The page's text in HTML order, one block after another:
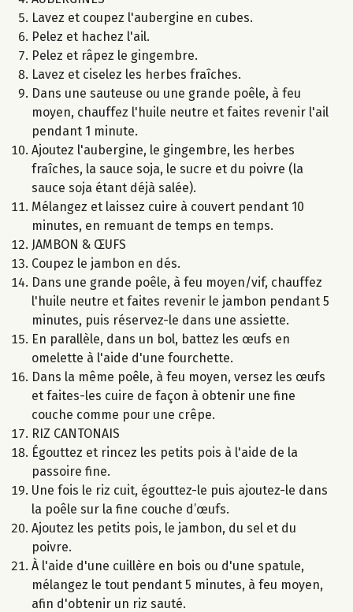
Lavez et coupez l'aubergine en cubes.
Pelez et hachez l'ail.
Pelez et râpez le gingembre.
Lavez et ciselez les herbes fraîches.
Dans une sauteuse ou une grande poêle, à feu
moyen, chauffez l'huile neutre et faites revenir l'ail
pendant 1 minute.
Ajoutez l'aubergine, le gingembre, les herbes
fraîches, la sauce soja, le sucre et du poivre (la
sauce soja étant déjà salée).
Mélangez et laissez cuire à couvert pendant 10
minutes, en remuant de temps en temps.
JAMBON & ŒUFS
Coupez le jambon en dés.
Dans une grande poêle, à feu moyen/vif, chauffez
l'huile neutre et faites revenir le jambon pendant 5
minutes, puis réservez-le dans une assiette.
En parallèle, dans un bol, battez les œufs en
omelette à l'aide d'une fourchette.
Dans la même poêle, à feu moyen, versez les œufs
et faites-les cuire de façon à obtenir une fine
couche comme pour une crêpe.
RIZ CANTONAIS
Égouttez et rincez les petits pois à l'aide de la
passoire fine.
Une fois le riz cuit, égouttez-le puis ajoutez-le dans
la poêle sur la fine couche d’œufs.
Ajoutez les petits pois, le jambon, du sel et du
poivre.
À l'aide d'une cuillère en bois ou d'une spatule,
mélangez le tout pendant 5 minutes, à feu moyen,
afin d'obtenir un riz sauté.